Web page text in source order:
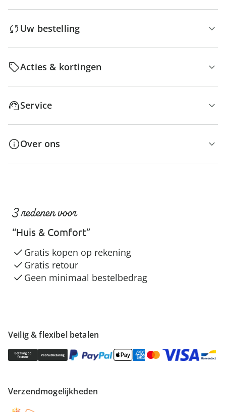
Uw bestelling
Acties & kortingen
Service
Over ons
Veilig & flexibel betalen
Verzendmogelijkheden
3 redenen voor
“Huis & Comfort”
Gratis kopen op rekening
Gratis retour
Geen minimaal bestelbedrag